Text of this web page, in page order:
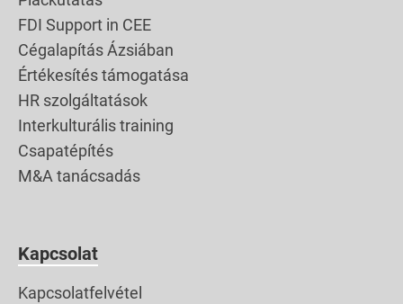
stb.) A legújabb japán
érdekességről szóló
cikk mélyen
elgondolkodtatott. A
mindennapjainkat
meghatározható […]
FDI Support in CEE
Cégalapítás Ázsiában
Értékesítés támogatása
HR szolgáltatások
Interkulturális training
Csapatépítés
M&A tanácsadás
Kapcsolat
Kapcsolatfelvétel